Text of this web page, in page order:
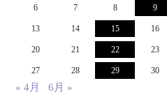
6 7 8 9
13 14 15 16
20 21 22 23
27 28 29 30
« 4月 6月 »